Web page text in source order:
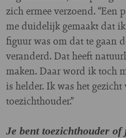
zich ermee verzoend. “Een
me duidelijk gemaakt dat
figuur was om dat te gaan
veranderd. Dat heeft
maken. Daar word ik toch
is helder. Ik was het
toezichthouder.”
Je bent toezichthouder of